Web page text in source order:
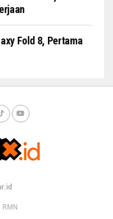
Fold 8, Pertama
RMN